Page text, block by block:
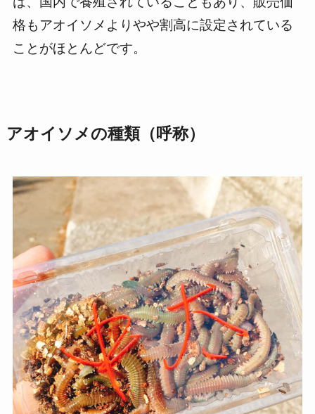
格もアオイソメよりやや割高に設定されている
ことがほとんどです。
アオイソメの種類（呼称）